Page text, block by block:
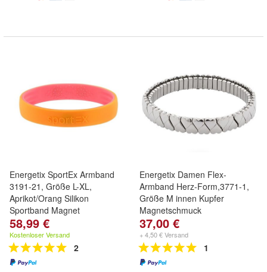
Energetix SportEx Armband
3191-21, Größe L-XL,
Aprikot/Orang Silikon
Sportband Magnet
58,99 €
Kostenloser Versand
2
Energetix Damen Flex-
Armband Herz-Form,3771-1,
Größe M innen Kupfer
Magnetschmuck
37,00 €
+ 4,50 € Versand
1